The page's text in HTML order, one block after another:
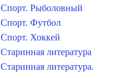
Спорт. Рыболовный
Спорт. Футбол
Спорт. Хоккей
Старинная литература
Старинная литература.